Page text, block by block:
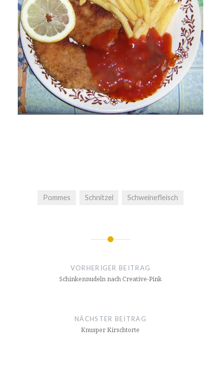
Pommes Schnitzel Schweinefleisch
Beitragsnavigation
VORHERIGER BEITRAG
Schin­ken­nu­deln nach Creative-Pink
NÄCHSTER BEITRAG
Knusper Kirsch­tor­te